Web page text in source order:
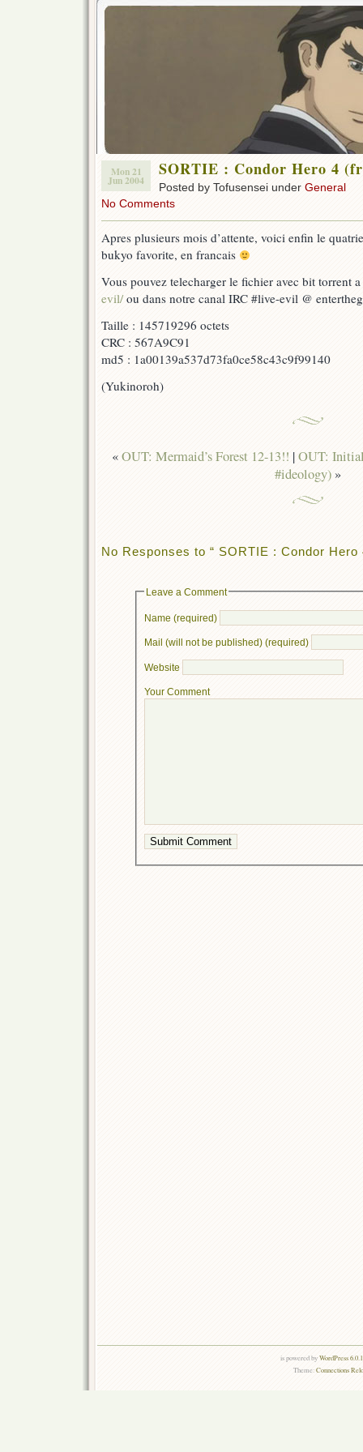
Mon 21
Jun 2004
SORTIE : Condor Hero 4
Posted by Tofusensei under General
No Comments
Apres plusieurs mois d’attente, voici enfin le
bukyo favorite, en francais
Vous pouvez telecharger le fichier avec bit torrent a
evil/ou dans notre canal IRC #live-evil @
Taille : 145719296 octets
CRC : 567A9C91
md5 : 1a00139a537d73fa0ce58c43c9f99140
(Yukinoroh)
«OUT: Mermaid’s Forest 12-13!! |OUT:
#ideology) »
No Responses to “ SORTIE : Condor Hero
Leave a Comment
Name (required)
Mail (will not be published) (required)
Website
Your Comment
is powered byWordPress
Theme:Connections